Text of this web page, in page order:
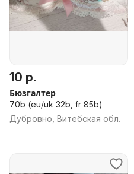
10 р.
Бюзгалтер
70b (eu/uk 32b, fr 85b)
Дубровно, Витебская обл.